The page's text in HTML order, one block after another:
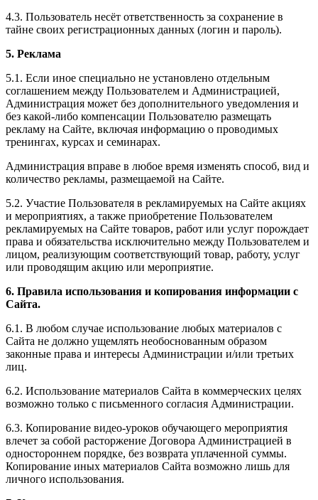
4.3. Пользователь несёт ответственность за сохранение в
тайне своих регистрационных данных (логин и пароль).
5. Реклама
5.1. Если иное специально не установлено отдельным
соглашением между Пользователем и Администрацией,
Администрация может без дополнительного уведомления и
без какой-либо компенсации Пользователю размещать
рекламу на Сайте, включая информацию о проводимых
тренингах, курсах и семинарах.
Администрация вправе в любое время изменять способ, вид и
количество рекламы, размещаемой на Сайте.
5.2. Участие Пользователя в рекламируемых на Сайте акциях
и мероприятиях, а также приобретение Пользователем
рекламируемых на Сайте товаров, работ или услуг порождает
права и обязательства исключительно между Пользователем и
лицом, реализующим соответствующий товар, работу, услуг
или проводящим акцию или мероприятие.
6. Правила использования и копирования информации с
Сайта.
6.1. В любом случае использование любых материалов с
Сайта не должно ущемлять необоснованным образом
законные права и интересы Администрации и/или третьих
лиц.
6.2. Использование материалов Сайта в коммерческих целях
возможно только с письменного согласия Администрации.
6.3. Копирование видео-уроков обучающего мероприятия
влечет за собой расторжение Договора Администрацией в
одностороннем порядке, без возврата уплаченной суммы.
Копирование иных материалов Сайта возможно лишь для
личного использования.